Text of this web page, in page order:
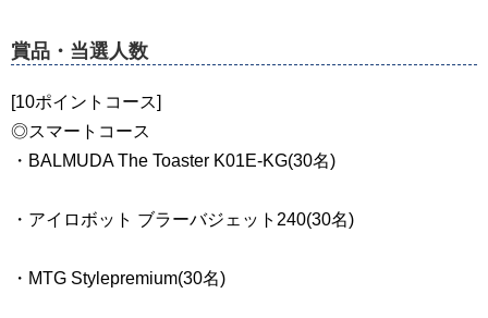
賞品・当選人数
[10ポイントコース]
◎スマートコース
・BALMUDA The Toaster K01E-KG(30名)
・アイロボット ブラーバジェット240(30名)
・MTG Stylepremium(30名)